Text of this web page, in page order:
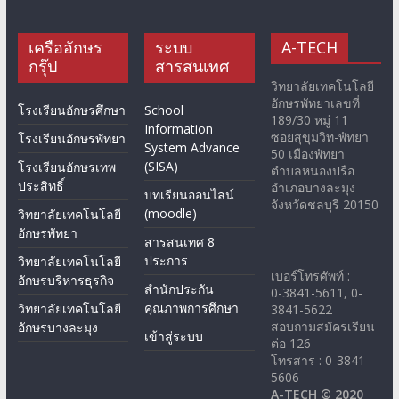
เครืออักษร
กรุ๊ป
โรงเรียนอักษรศึกษา
โรงเรียนอักษรพัทยา
โรงเรียนอักษรเทพ
ประสิทธิ์
วิทยาลัยเทคโนโลยี
อักษรพัทยา
วิทยาลัยเทคโนโลยี
อักษรบริหารธุรกิจ
วิทยาลัยเทคโนโลยี
อักษรบางละมุง
ระบบ
สารสนเทศ
School
Information
System Advance
(SISA)
บทเรียนออนไลน์
(moodle)
สารสนเทศ 8
ประการ
สำนักประกัน
คุณภาพการศึกษา
เข้าสู่ระบบ
A-TECH
วิทยาลัยเทคโนโลยี
อักษรพัทยาเลขที่
189/30 หมู่ 11
ซอยสุขุมวิท-พัทยา
50 เมืองพัทยา
ตำบลหนองปรือ
อำเภอบางละมุง
จังหวัดชลบุรี 20150
เบอร์โทรศัพท์ :
0-3841-5611, 0-
3841-5622
สอบถามสมัครเรียน
ต่อ 126
โทรสาร : 0-3841-
5606
A-TECH © 2020